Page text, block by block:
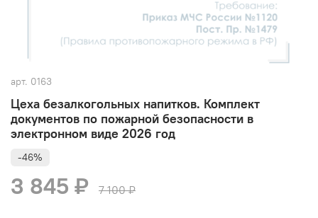
арт. 0163
Цеха безалкогольных напитков. Комплект
документов по пожарной безопасности в
электронном виде 2026 год
-46%
3 845 ₽ 7 100 ₽